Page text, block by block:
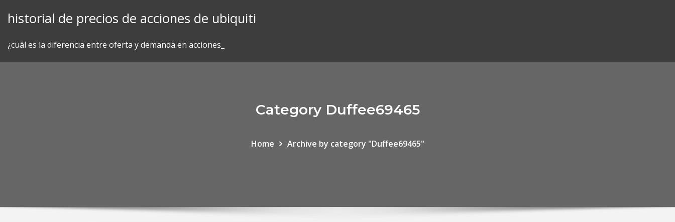
historial de precios de acciones de ubiquiti
¿cuál es la diferencia entre oferta y demanda en acciones_
Category Duffee69465
Home Archive by category "Duffee69465"